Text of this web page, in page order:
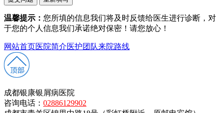
温馨提示： 您所填的信息我们将及时反馈给医生进行诊断，对
于您的个人信息我们承诺绝对保密！请您放心！
网站首页医院简介医护团队来院路线
成都银康银屑病医院
咨询电话： 02886129902